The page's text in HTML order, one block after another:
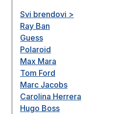
Svi brendovi >
Ray Ban
Guess
Polaroid
Max Mara
Tom Ford
Marc Jacobs
Carolina Herrera
Hugo Boss